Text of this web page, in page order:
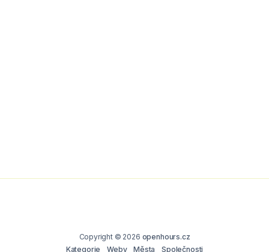
Copyright © 2026 openhours.cz
Kategorie
Weby Města
Společnosti